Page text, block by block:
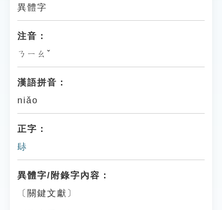
異體字
注音：
ㄋㄧㄠˇ
漢語拼音：
niǎo
正字：
䦊
異體字/附錄字內容：
〔關鍵文獻〕